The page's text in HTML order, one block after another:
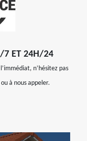
7 ET 24H/24
n’hésitez pas
à nous appeler.